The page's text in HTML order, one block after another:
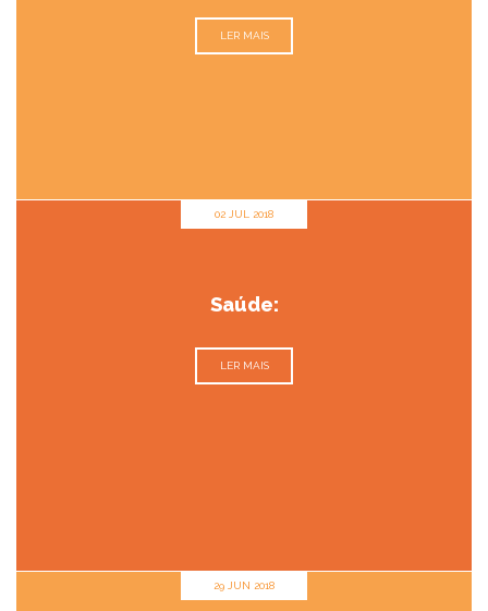
LER MAIS
02 JUL 2018
Saúde:
LER MAIS
29 JUN 2018